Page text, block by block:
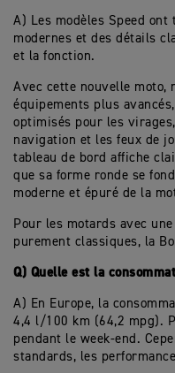
A) Les modèles Speed
modernes et des détails
et la fonction.
Avec cette nouvelle moto,
équipements plus
optimisés pour les
navigation et les feux de
tableau de bord affiche
que sa forme ronde se
moderne et épuré de la
Pour les motards avec
purement classiques, la
Q) Quelle est la
A) En Europe, la
4,4 l/100 km (64,2 mpg).
pendant le week-end.
standards, les